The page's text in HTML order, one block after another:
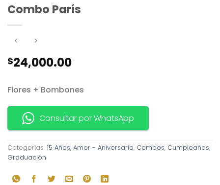
Combo París
$24,000.00
Flores + Bombones
Consultar por WhatsApp
Categorías: 15 Años, Amor - Aniversario, Combos, Cumpleaños,
Graduación